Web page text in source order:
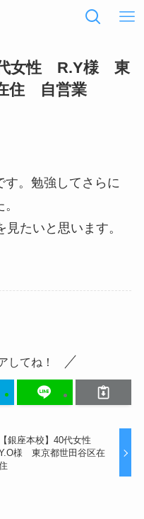
代女性 R.Y様 東
住 自営業
。勉強してさらに
たいと思います。
してね！
【銀座本校】40代女性
様 東京都世田谷区在